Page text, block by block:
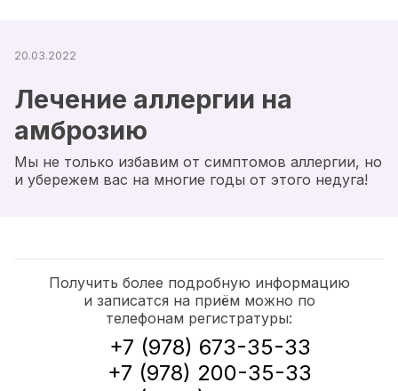
20.03.2022
Лечение аллергии на
амброзию
Мы не только избавим от симптомов аллергии, но
и убережем вас на многие годы от этого недуга!
Получить более подробную информацию
и записатся на приём можно по
телефонам регистратуры:
+7 (978) 673-35-33
+7 (978) 200-35-33